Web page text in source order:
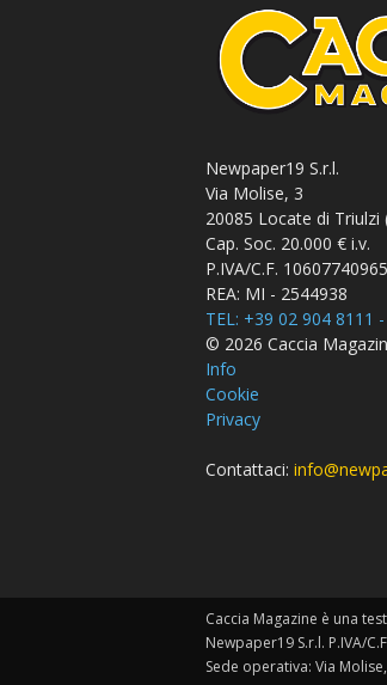
Newpaper19 S.r.l.
Via Molise, 3
20085 Locate di Triulzi
Cap. Soc. 20.000 € i.v.
P.IVA/C.F. 10607740965
REA: MI - 2544938
TEL: +39 02 904 8111
© 2026 Caccia
Info
Cookie
Privacy
Contattaci:
Caccia Magazine è una
Newpaper19 S.r.l. P.IVA/
Sede operativa: Via